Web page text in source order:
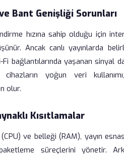
Bant Genişliği Sorunları
hızına sahip olduğu için
Ancak canlı yayınlarda
Fi bağlantılarında yaşanan sinyal
yoğun veri
olur.
Kısıtlamalar
ve belleği (RAM), yayın
süreçlerini yönetir.